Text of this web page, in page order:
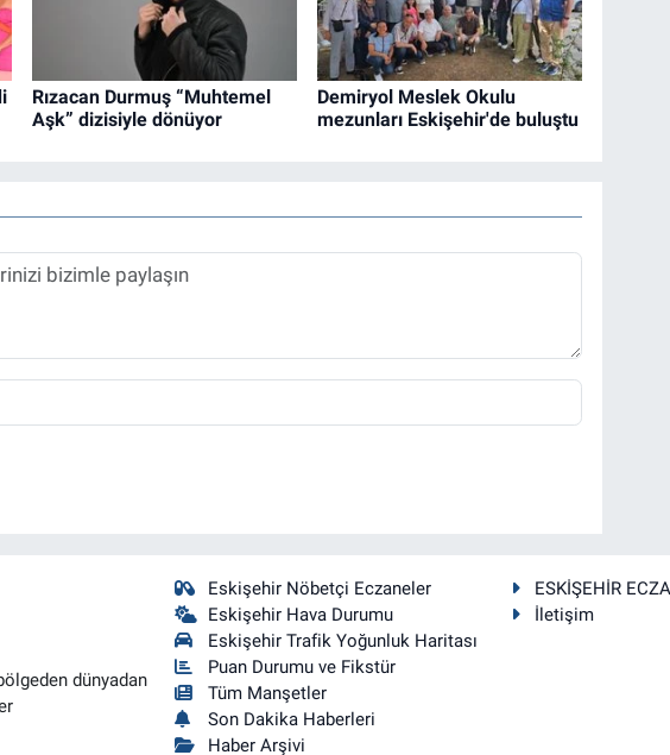
Rızacan Durmuş “Muhtemel
Aşk” dizisiyle dönüyor
Demiryol Meslek Okulu
mezunları Eskişehir'de buluştu
dünyadan
Eskişehir Nöbetçi Eczaneler
Eskişehir Hava Durumu
Eskişehir Trafik Yoğunluk Haritası
Puan Durumu ve Fikstür
Tüm Manşetler
Son Dakika Haberleri
Haber Arşivi
ESKİŞEHİR
İletişim